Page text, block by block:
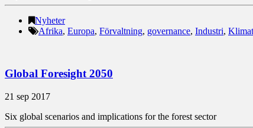
Nyheter
Afrika, Europa, Förvaltning, governance, Industri, Klimat
Global Foresight 2050
21 sep 2017
Six global scenarios and implications for the forest sector